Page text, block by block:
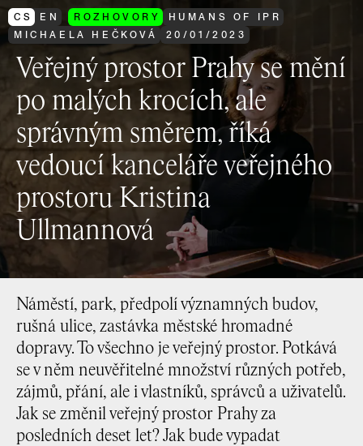
CS EN ROZHOVORY
HUMANS OF IPR
MICHAELA HEČKOVÁ
20 /01 /2023
Veřejný prostor Prahy se mění
po malých krocích, ale
správným směrem, říká
vedoucí kanceláře veřejného
prostoru Kristina
Ullmannová
Náměstí, park, předpolí významných budov,
rušná ulice, zastávka městské hromadné
dopravy. To všechno je veřejný prostor. Potkává
se v něm neuvěřitelné množství různých potřeb,
zájmů, přání, ale i vlastníků, správců a uživatelů.
Jak se změnil veřejný prostor Prahy za
posledních deset let? Jak bude vypadat